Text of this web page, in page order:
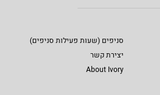
סניפים (שעות פעילות סניפים)
יצירת קשר
About Ivory